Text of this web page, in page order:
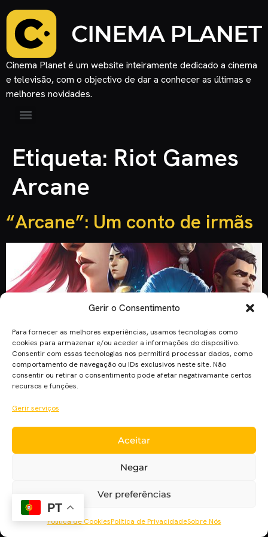
Gerir o Consentimento
Para fornecer as melhores experiências, usamos tecnologias como
cookies para armazenar e/ou aceder a informações do dispositivo.
Consentir com essas tecnologias nos permitirá processar dados, como
comportamento de navegação ou IDs exclusivos neste site. Não
consentir ou retirar o consentimento pode afetar negativamante certos
recursos e funções.
Gerir serviços
Aceitar
Negar
Ver preferências
Política de CookiesPolítica de PrivacidadeSobre Nós
Cinema Planet é um website inteiramente dedicado a cinema
e televisão, com o objectivo de dar a conhecer as últimas e
melhores novidades.
Etiqueta: Riot Games
Arcane
“Arcane”: Um conto de irmãs
Arcane, a série de animação da Riot Games, estreou em
novembro na Netflix. Arcane: um mundo, duas realidades A
história passa-se entre a utópica e avançada cidade de
Underground ou “Reino de Zaun”, o crime, a opressão e a
pobreza são o habitual. Para mudar, o “rei” […]
PT